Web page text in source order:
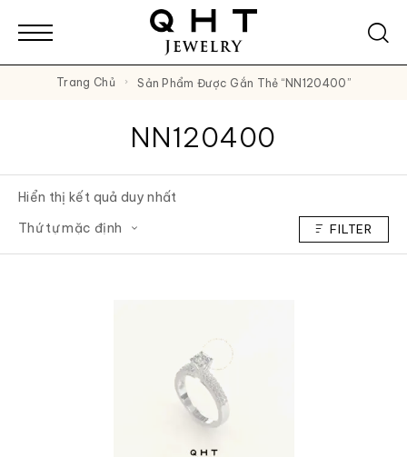
Trang Chủ Sản Phẩm Được Gắn Thẻ “NN120400”
NN120400
Hiển thị kết quả duy nhất
FILTER